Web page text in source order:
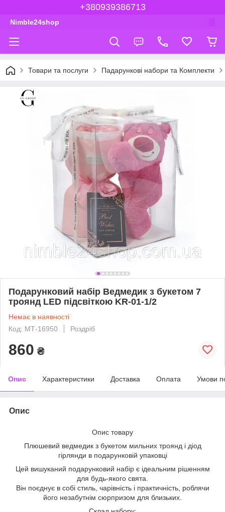
+380939386713
Nimble24shop
Товари та послуги Падарункові набори та Комплекти
Подарунковий набір Ведмедик з букетом 7
троянд LED підсвіткою KR-01-1/2
Немає в наявності
Код: МТ-16950
Роздріб
860 ₴
Опис Характеристики Доставка Оплата Умови
Опис
Опис товару
Плюшевий ведмедик з букетом мильних троянд і діод
гірлянди в подарунковій упаковці
Цей вишуканий подарунковий набір є ідеальним рішенням
для будь-якого свята.
Він поєднує в собі стиль, чарівність і практичність, роблячи
його незабутнім сюрпризом для близьких.